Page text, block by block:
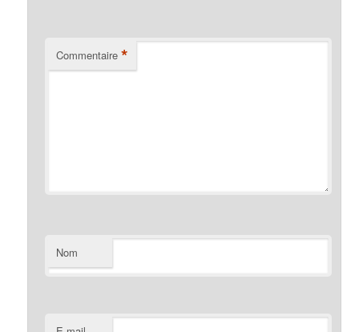
Commentaire *
Nom